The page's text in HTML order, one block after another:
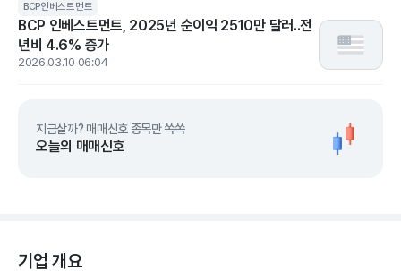
BCP인베스트먼트
BCP 인베스트먼트, 2025년 순이익 2510만 달러..전
년비 4.6% 증가
2026.03.10 06:04
지금살까? 매매신호 종목만 쏙쏙
오늘의 매매신호
기업 개요